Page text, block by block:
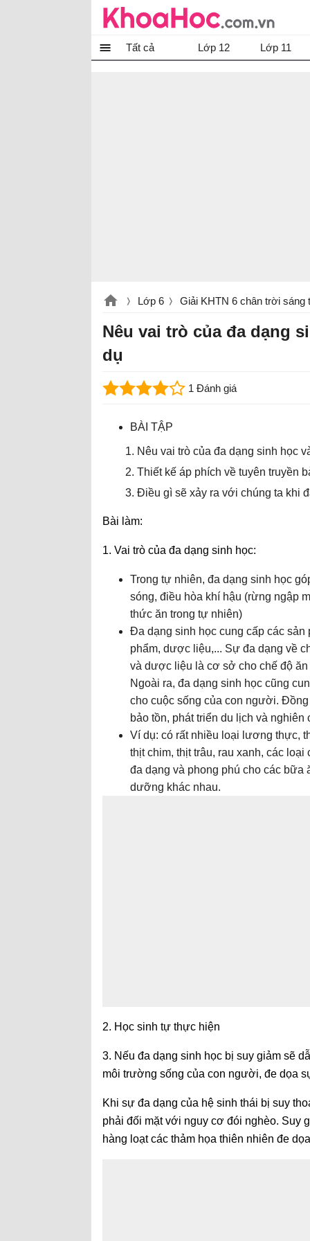
Tất cả Lớp 12 Lớp 11
Lớp 6 Giải KHTN 6 chân trời sáng
Nêu vai trò của đa dạng
dụ
1 Đánh giá
BÀI TẬP
Nêu vai trò của đa dạng sinh học
Thiết kế áp phích về tuyên truyền
Điều gì sẽ xảy ra với chúng ta khi
Bài làm:
1. Vai trò của đa dạng sinh học:
Trong tự nhiên, đa dạng sinh học
sóng, điều hòa khí hậu (rừng ngập
thức ăn trong tự nhiên)
Đa dạng sinh học cung cấp các
phẩm, dược liệu,... Sự đa dạng về
và dược liệu là cơ sở cho chế độ
Ngoài ra, đa dạng sinh học cũng
cho cuộc sống của con người.
bảo tồn, phát triển du lịch và nghiên
Ví dụ: có rất nhiều loại lương thực,
thịt chim, thịt trâu, rau xanh, các
đa dạng và phong phú cho các
dưỡng khác nhau.
2. Học sinh tự thực hiện
3. Nếu đa dạng sinh học bị suy giảm sẽ
môi trường sống của con người, đe dọa
Khi sự đa dạng của hệ sinh thái bị suy
phải đối mặt với nguy cơ đói nghèo. Suy
hàng loạt các thảm họa thiên nhiên đe